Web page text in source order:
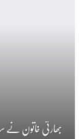
بھارتی خاتون نے